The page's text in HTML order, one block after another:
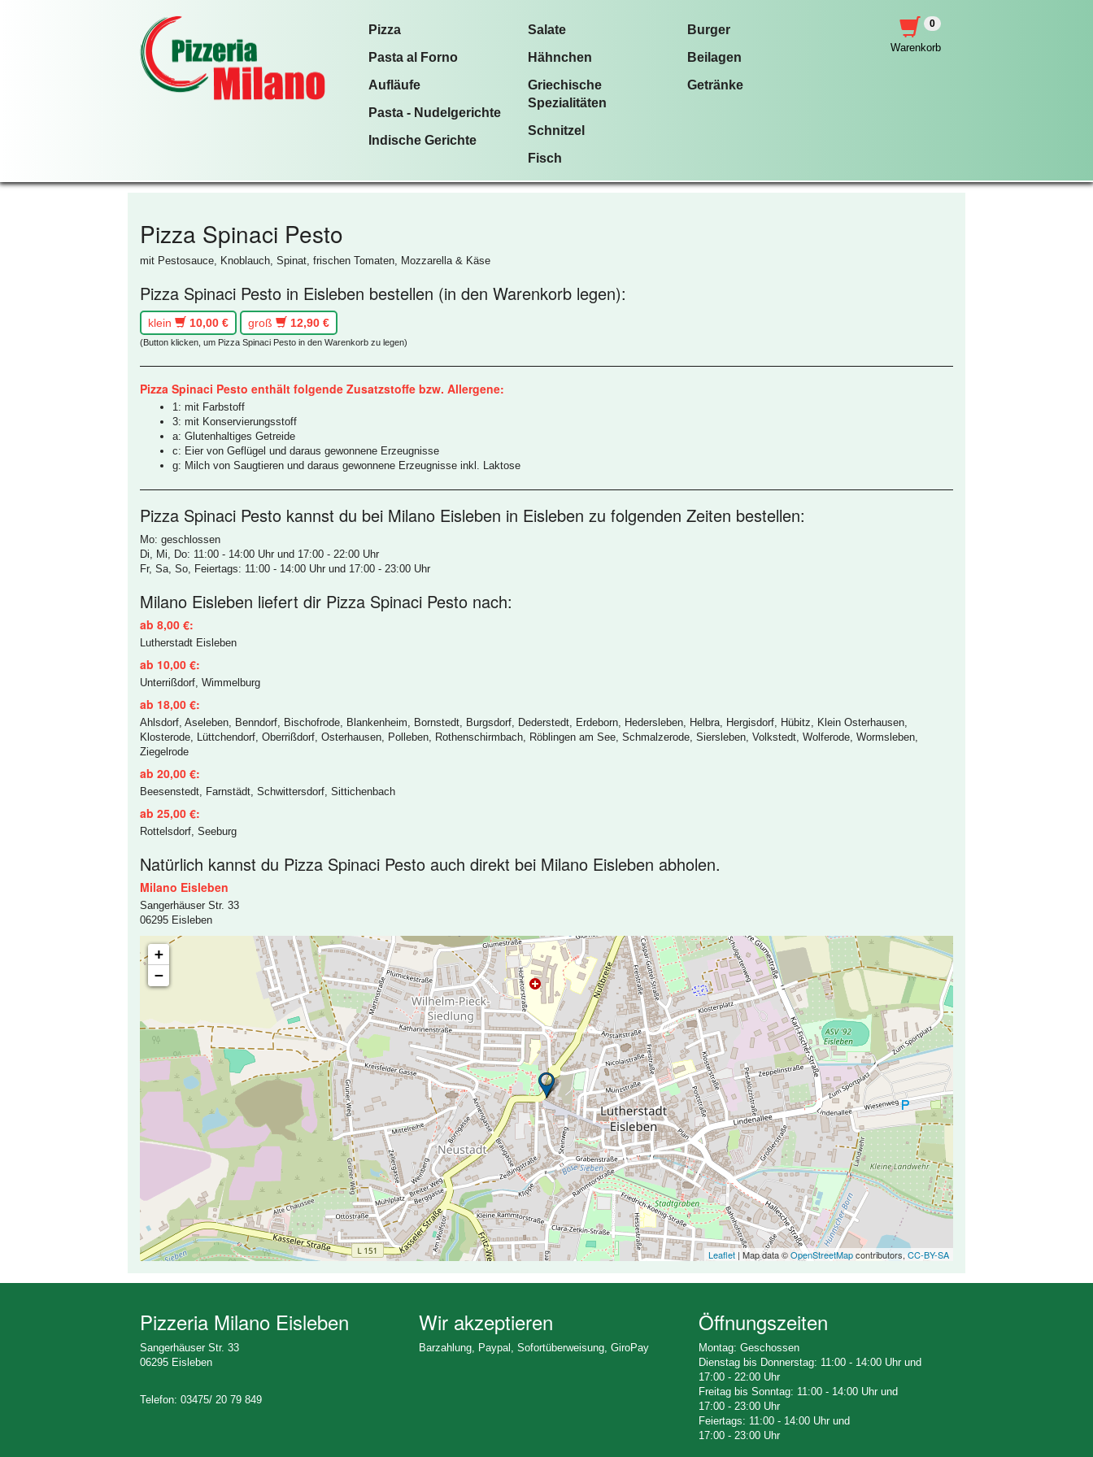
Pizza
Pasta al Forno
Aufläufe
Pasta - Nudelgerichte
Indische Gerichte
Salate
Hähnchen
Griechische
Spezialitäten
Schnitzel
Fisch
Burger
Beilagen
Getränke
0
Warenkorb
Pizza Spinaci Pesto
mit Pestosauce, Knoblauch, Spinat, frischen Tomaten, Mozzarella & Käse
Pizza Spinaci Pesto in Eisleben bestellen (in den Warenkorb legen):
klein 10,00 € groß 12,90 €
(Button klicken, um Pizza Spinaci Pesto in den Warenkorb zu legen)
Pizza Spinaci Pesto enthält folgende Zusatzstoffe bzw. Allergene:
1: mit Farbstoff
3: mit Konservierungsstoff
a: Glutenhaltiges Getreide
c: Eier von Geflügel und daraus gewonnene Erzeugnisse
g: Milch von Saugtieren und daraus gewonnene Erzeugnisse inkl. Laktose
Pizza Spinaci Pesto kannst du bei Milano Eisleben in Eisleben zu folgenden Zeiten bestellen:
Mo: geschlossen
Di, Mi, Do: 11:00 - 14:00 Uhr und 17:00 - 22:00 Uhr
Fr, Sa, So, Feiertags: 11:00 - 14:00 Uhr und 17:00 - 23:00 Uhr
Milano Eisleben liefert dir Pizza Spinaci Pesto nach:
ab 8,00 €:
Lutherstadt Eisleben
ab 10,00 €:
Unterrißdorf, Wimmelburg
ab 18,00 €:
Ahlsdorf, Aseleben, Benndorf, Bischofrode, Blankenheim, Bornstedt, Burgsdorf, Dederstedt, Erdeborn, Hedersleben, Helbra, Hergisdorf, Hübitz, Klein Osterhausen,
Klosterode, Lüttchendorf, Oberrißdorf, Osterhausen, Polleben, Rothenschirmbach, Röblingen am See, Schmalzerode, Siersleben, Volkstedt, Wolferode, Wormsleben,
Ziegelrode
ab 20,00 €:
Beesenstedt, Farnstädt, Schwittersdorf, Sittichenbach
ab 25,00 €:
Rottelsdorf, Seeburg
Natürlich kannst du Pizza Spinaci Pesto auch direkt bei Milano Eisleben abholen.
Milano Eisleben
Sangerhäuser Str. 33
06295 Eisleben
+
−
Leaflet | Map data ©OpenStreetMapcontributors, CC-BY-SA
Pizzeria Milano Eisleben
Sangerhäuser Str. 33
06295 Eisleben
Telefon: 03475/ 20 79 849
Wir akzeptieren
Barzahlung, Paypal, Sofortüberweisung, GiroPay
Öffnungszeiten
Montag: Geschossen
Dienstag bis Donnerstag: 11:00 - 14:00 Uhr und
17:00 - 22:00 Uhr
Freitag bis Sonntag: 11:00 - 14:00 Uhr und
17:00 - 23:00 Uhr
Feiertags: 11:00 - 14:00 Uhr und
17:00 - 23:00 Uhr